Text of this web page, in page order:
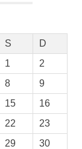
S
D
1
2
8
9
15
16
22
23
29
30